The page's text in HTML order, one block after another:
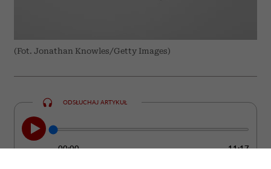
(Fot. Jonathan Knowles/Getty Images)
ODSŁUCHAJ ARTYKUŁ
00:00 11:17